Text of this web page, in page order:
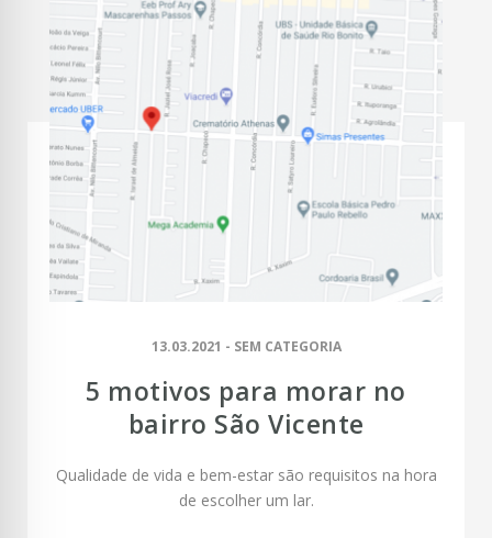
13.03.2021 - SEM CATEGORIA
5 motivos para morar no
bairro São Vicente
Qualidade de vida e bem-estar são requisitos na hora
de escolher um lar.